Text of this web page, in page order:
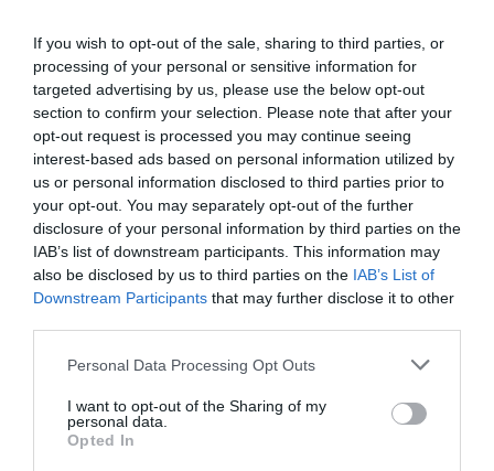
If you wish to opt-out of the sale, sharing to third parties, or
processing of your personal or sensitive information for
targeted advertising by us, please use the below opt-out
section to confirm your selection. Please note that after your
opt-out request is processed you may continue seeing
interest-based ads based on personal information utilized by
us or personal information disclosed to third parties prior to
your opt-out. You may separately opt-out of the further
disclosure of your personal information by third parties on the
IAB’s list of downstream participants. This information may
also be disclosed by us to third parties on the IAB’s List of
Downstream Participants that may further disclose it to other
Please note that this website/app uses one or more Google
not limited to your visit or usage behaviour. You may click to
grant or deny consent to Google and its third-party tags to
use your data for below specified purposes in below Google
Personal Data Processing Opt Outs
I want to opt-out of the Sharing of my
personal data.
Opted In
PRONEWS.GR /ΜΜΕ
«Καρφιά» του Αρκά για τα σύγχρονα
πρότυπα ομορφιάς: Δεν γίνεστε
όμορφες (φωτο)